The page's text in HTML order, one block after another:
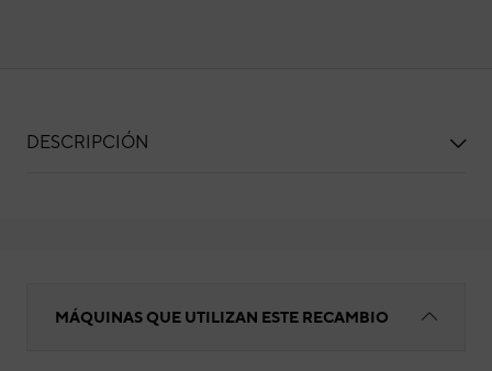
DESCRIPCIÓN
MÁQUINAS QUE UTILIZAN ESTE RECAMBIO